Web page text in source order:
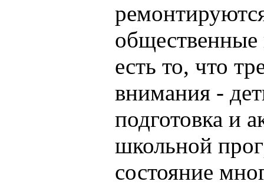
общественные
есть то, что
внимания -
подготовка и
школьной
состояние